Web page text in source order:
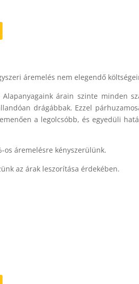
áremelés nem elegendő
árain szinte minden
drágábbak. Ezzel
a legolcsóbb, és egyedüli
os áremelésre kényszerülünk.
az árak leszorítása érdekében.